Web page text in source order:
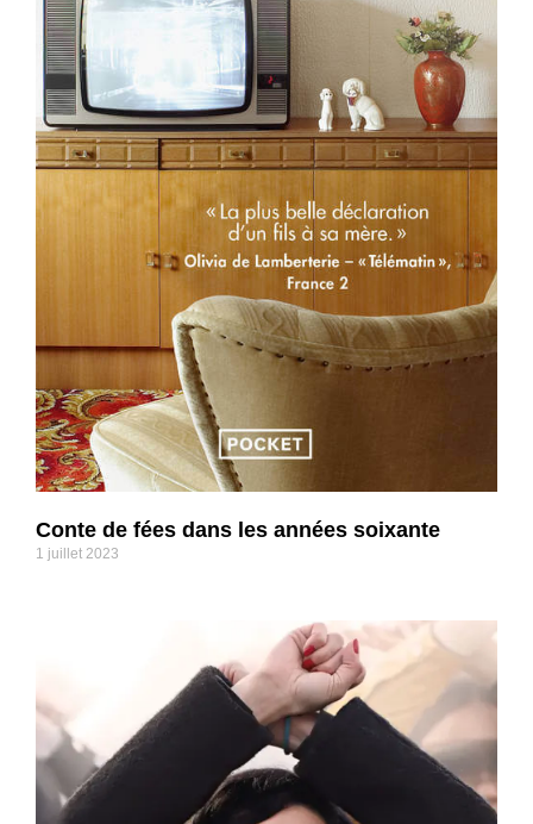
Conte de fées dans les années soixante
1 juillet 2023